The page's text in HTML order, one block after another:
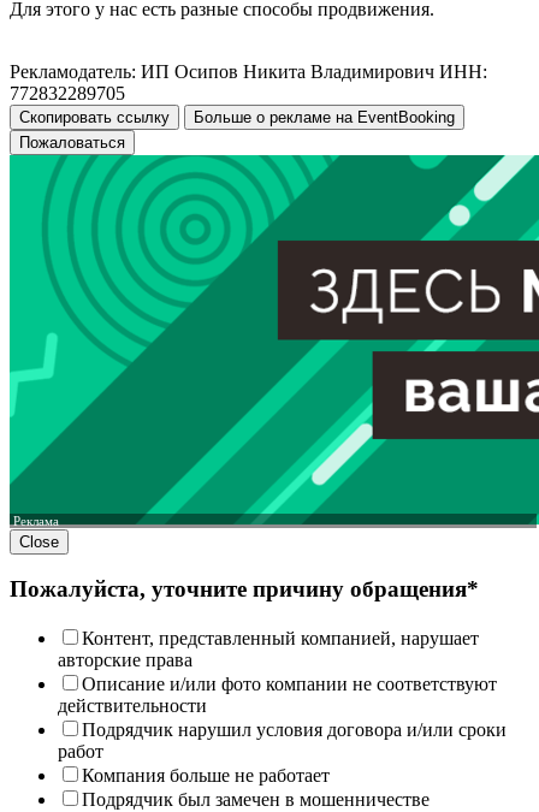
Для этого у нас есть разные способы продвижения.
Рекламодатель: ИП Осипов Никита Владимирович ИНН:
772832289705
Скопировать ссылку
Больше о рекламе на EventBooking
Пожаловаться
Реклама
Close
Пожалуйста, уточните причину обращения*
Контент, представленный компанией, нарушает
авторские права
Описание и/или фото компании не соответствуют
действительности
Подрядчик нарушил условия договора и/или сроки
работ
Компания больше не работает
Подрядчик был замечен в мошенничестве